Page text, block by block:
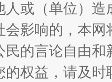
人或（单位）
会影响的，本
民的言论自由
的权益，请及